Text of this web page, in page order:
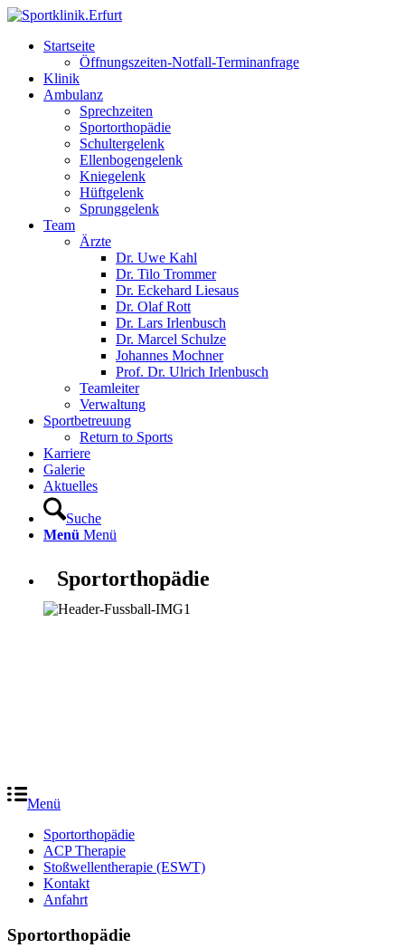
Startseite
Öffnungszeiten-Notfall-Terminanfrage
Klinik
Ambulanz
Sprechzeiten
Sportorthopädie
Schultergelenk
Ellenbogengelenk
Kniegelenk
Hüftgelenk
Sprunggelenk
Team
Ärzte
Dr. Uwe Kahl
Dr. Tilo Trommer
Dr. Eckehard Liesaus
Dr. Olaf Rott
Dr. Lars Irlenbusch
Dr. Marcel Schulze
Johannes Mochner
Prof. Dr. Ulrich Irlenbusch
Teamleiter
Verwaltung
Sportbetreuung
Return to Sports
Karriere
Galerie
Aktuelles
Suche
Menü Menü
Sportorthopädie
Menü
Sportorthopädie
ACP Therapie
Stoßwellentherapie (ESWT)
Kontakt
Anfahrt
Sportorthopädie